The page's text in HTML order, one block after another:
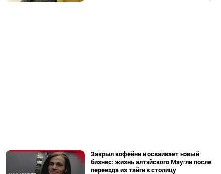
Закрыл кофейни и осваивает новый
бизнес: жизнь алтайского Маугли после
переезда из тайги в столицу